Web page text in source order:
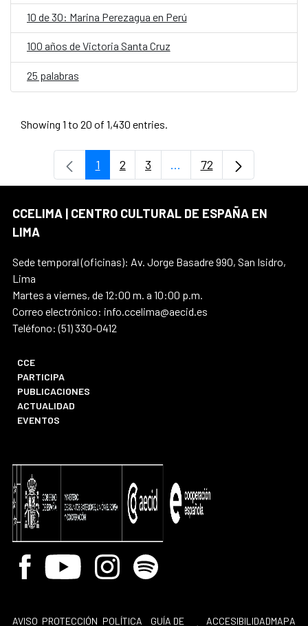
10 de 30: Marina Perezagua en Perú
100 años de Victoria Santa Cruz
25 palabras
Showing 1 to 20 of 1,430 entries.
Page
1 Page
2 Page
3 ...Intermediate Pages Use
Page
72
CCELIMA | CENTRO CULTURAL DE ESPAÑA EN
LIMA
Sede temporal (oficinas): Av. Jorge Basadre 990, San Isidro,
Lima
Martes a viernes, de 12:00 m. a 10:00 p.m.
Correo electrónico: info.ccelima@aecid.es
Teléfono: (51) 330-0412
CCE
PARTICIPA
PUBLICACIONES
ACTUALIDAD
EVENTOS
Facebook
Youtube InstagramSpotify
AVISO PROTECCIÓN POLÍTICA
GUÍA DE
ACCESIBILIDADMAPA